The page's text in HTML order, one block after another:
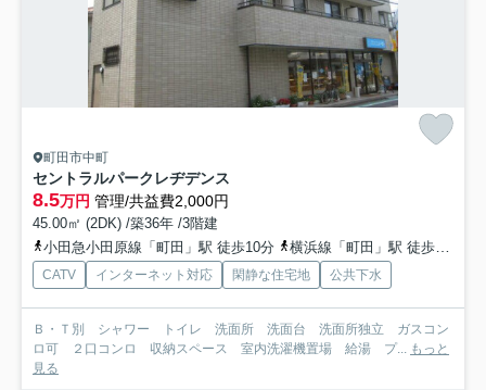
町田市中町
セントラルパークレヂデンス
8.5万円 管理/共益費2,000円
45.00㎡ (2DK) /築36年 /3階建
小田急小田原線「町田」駅 徒歩10分
横浜線「町田」駅 徒歩15分
CATV インターネット対応 閑静な住宅地 公共下水
Ｂ・Ｔ別 シャワー トイレ 洗面所 洗面台 洗面所独立 ガスコン
ロ可 ２口コンロ 収納スペース 室内洗濯機置場 給湯 プ... もっと
見る